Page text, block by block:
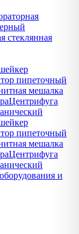
стеклянная
пипеточный
мешалка
Центрифуга
пипеточный
мешалка
Центрифуга
и